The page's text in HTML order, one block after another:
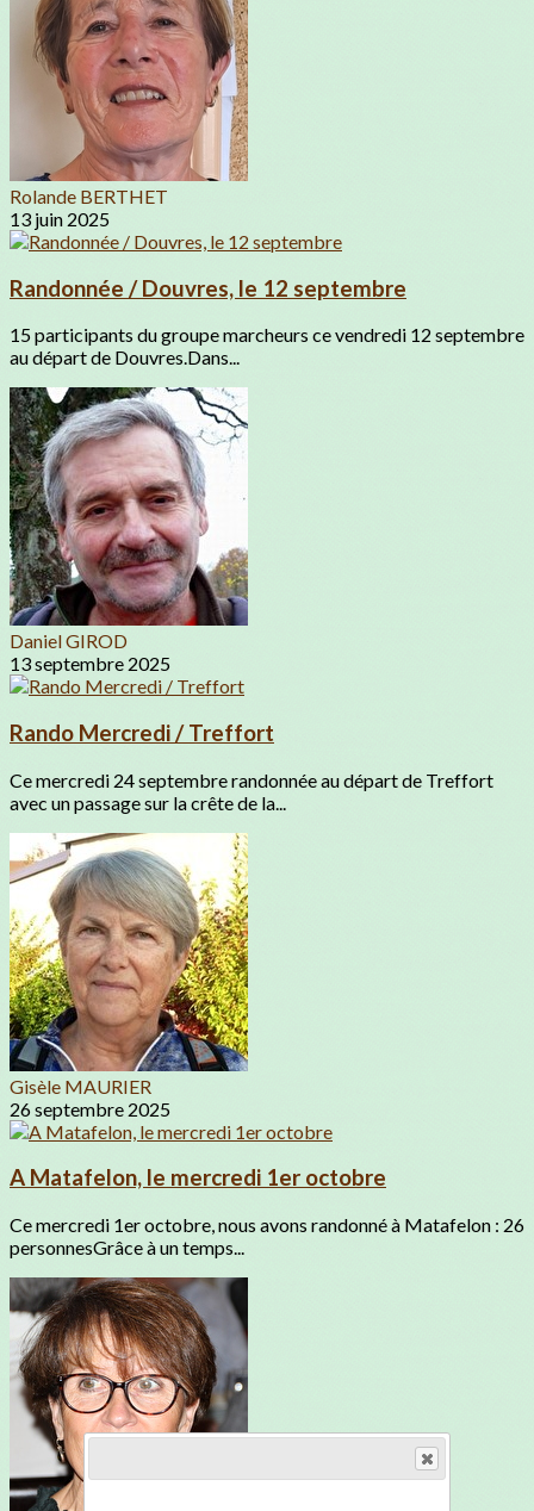
Rolande BERTHET
13 juin 2025
Randonnée / Douvres, le 12 septembre
15 participants du groupe marcheurs ce vendredi 12 septembre
au départ de Douvres.Dans...
Daniel GIROD
13 septembre 2025
Rando Mercredi / Treffort
Ce mercredi 24 septembre randonnée au départ de Treffort
avec un passage sur la crête de la...
Gisèle MAURIER
26 septembre 2025
A Matafelon, le mercredi 1er octobre
Ce mercredi 1er octobre, nous avons randonné à Matafelon : 26
personnesGrâce à un temps...